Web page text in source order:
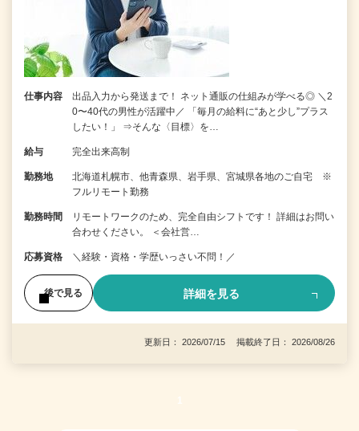
仕事内容
出品入力から発送まで！ ネット通販の仕組みが学べる◎ ＼2
0〜40代の男性が活躍中／ 「毎月の給料に“あと少し”プラス
したい！」 ⇒そんな〈目標〉を…
給与 完全出来高制
勤務地
北海道札幌市、他青森県、岩手県、宮城県各地のご自宅 ※
フルリモート勤務
勤務時間
リモートワークのため、完全自由シフトです！ 詳細はお問い
合わせください。 ＜会社営…
応募資格 ＼経験・資格・学歴いっさい不問！／
後で見る 詳細を見る
更新日： 2026/07/15 掲載終了日： 2026/08/26
1